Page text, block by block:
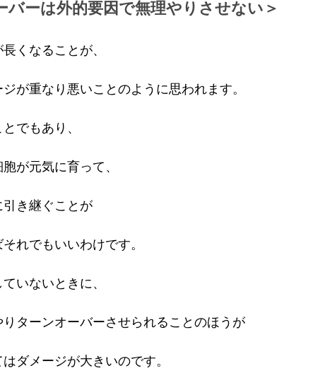
バーは外的要因で無理やりさせない＞
くなることが、
が重なり悪いことのように思われます。
でもあり、
が元気に育って、
き継ぐことが
れでもいいわけです。
いないときに、
ターンオーバーさせられることのほうが
ダメージが大きいのです。